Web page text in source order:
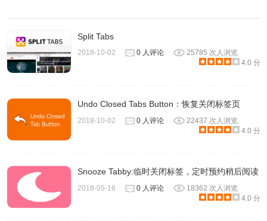
Split Tabs
2018-10-02 0 人评论
25785 次人浏览
4.0 分
Undo Closed Tabs Button：恢复关闭标签页
2018-10-02 0 人评论
22437 次人浏览
4.0 分
Snooze Tabby:临时关闭标签，定时预约稍后阅读
2018-05-16 0 人评论
18362 次人浏览
4.0 分